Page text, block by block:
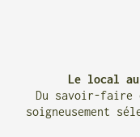
Le local au
Du savoir-faire
soigneusement